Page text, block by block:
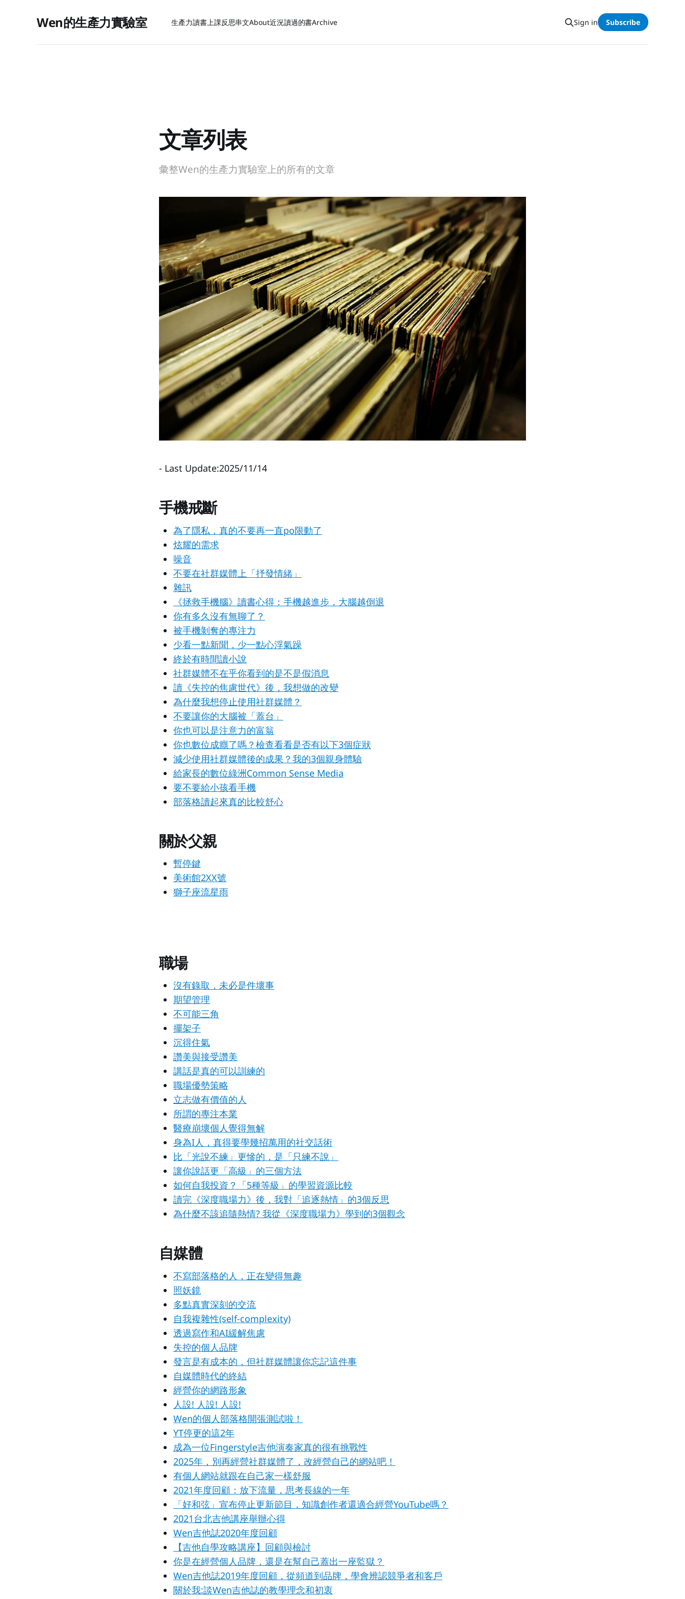
Wen的生產力實驗室 生產力讀書上課反思串文About近況讀過的書Archive Sign in Subscribe
文章列表
彙整Wen的生產力實驗室上的所有的文章
- Last Update:2025/11/14
手機戒斷
為了隱私，真的不要再一直po限動了
炫耀的需求
噪音
不要在社群媒體上「抒發情緒」
雜訊
《拯救手機腦》讀書心得：手機越進步，大腦越倒退
你有多久沒有無聊了？
被手機剝奪的專注力
少看一點新聞，少一點心浮氣躁
終於有時間讀小說
社群媒體不在乎你看到的是不是假消息
讀《失控的焦慮世代》後，我想做的改變
為什麼我想停止使用社群媒體？
不要讓你的大腦被「蓋台」
你也可以是注意力的富翁
你也數位成癮了嗎？檢查看看是否有以下3個症狀
減少使用社群媒體後的成果？我的3個親身體驗
給家長的數位綠洲Common Sense Media
要不要給小孩看手機
部落格讀起來真的比較舒心
關於父親
暫停鍵
美術館2XX號
獅子座流星雨
職場
沒有錄取，未必是件壞事
期望管理
不可能三角
擺架子
沉得住氣
讚美與接受讚美
講話是真的可以訓練的
職場優勢策略
立志做有價值的人
所謂的專注本業
醫療崩壞個人覺得無解
身為I人，真得要學幾招萬用的社交話術
比「光說不練」更慘的，是「只練不說」
讓你說話更「高級」的三個方法
如何自我投資？「5種等級」的學習資源比較
讀完《深度職場力》後，我對「追逐熱情」的3個反思
為什麼不該追隨熱情? 我從《深度職場力》學到的3個觀念
自媒體
不寫部落格的人，正在變得無趣
照妖鏡
多點真實深刻的交流
自我複雜性(self-complexity)
透過寫作和AI緩解焦慮
失控的個人品牌
發言是有成本的，但社群媒體讓你忘記這件事
自媒體時代的終結
經營你的網路形象
人設! 人設! 人設!
Wen的個人部落格開張測試啦！
YT停更的這2年
成為一位Fingerstyle吉他演奏家真的很有挑戰性
2025年，別再經營社群媒體了，改經營自己的網站吧！
有個人網站就跟在自己家一樣舒服
2021年度回顧：放下流量，思考長線的一年
「好和弦」宣布停止更新節目，知識創作者還適合經營YouTube嗎？
2021台北吉他講座舉辦心得
Wen吉他誌2020年度回顧
【吉他自學攻略講座】回顧與檢討
你是在經營個人品牌，還是在幫自己蓋出一座監獄？
Wen吉他誌2019年度回顧，從頻道到品牌，學會辨認競爭者和客戶
關於我:談Wen吉他誌的教學理念和初衷